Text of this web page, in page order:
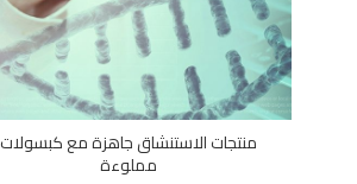
منتجات الاستنشاق جاهزة مع كبسولات
مملوءة